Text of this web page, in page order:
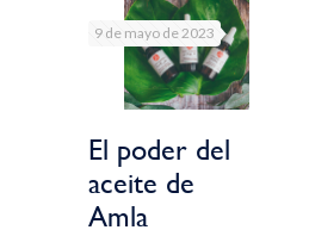
9 de mayo de 2023
El poder del
aceite de
Amla